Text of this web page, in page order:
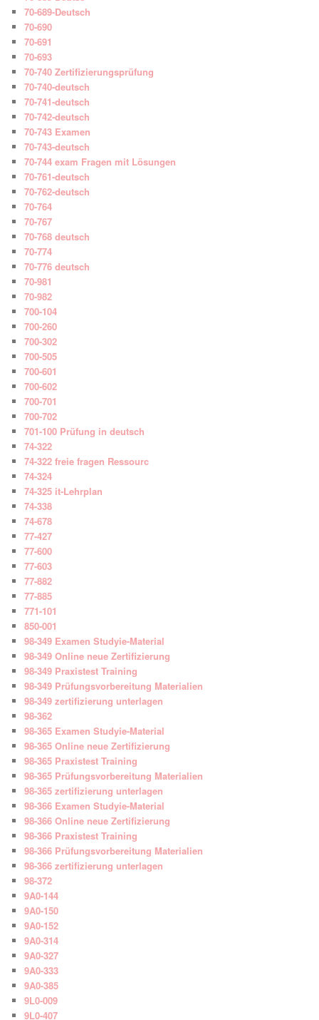
70-689-Deutsch
70-690
70-691
70-693
70-740 Zertifizierungsprüfung
70-740-deutsch
70-741-deutsch
70-742-deutsch
70-743 Examen
70-743-deutsch
70-744 exam Fragen mit Lösungen
70-761-deutsch
70-762-deutsch
70-764
70-767
70-768 deutsch
70-774
70-776 deutsch
70-981
70-982
700-104
700-260
700-302
700-505
700-601
700-602
700-701
700-702
701-100 Prüfung in deutsch
74-322
74-322 freie fragen Ressourc
74-324
74-325 it-Lehrplan
74-338
74-678
77-427
77-600
77-603
77-882
77-885
771-101
850-001
98-349 Examen Studyie-Material
98-349 Online neue Zertifizierung
98-349 Praxistest Training
98-349 Prüfungsvorbereitung Materialien
98-349 zertifizierung unterlagen
98-362
98-365 Examen Studyie-Material
98-365 Online neue Zertifizierung
98-365 Praxistest Training
98-365 Prüfungsvorbereitung Materialien
98-365 zertifizierung unterlagen
98-366 Examen Studyie-Material
98-366 Online neue Zertifizierung
98-366 Praxistest Training
98-366 Prüfungsvorbereitung Materialien
98-366 zertifizierung unterlagen
98-372
9A0-144
9A0-150
9A0-152
9A0-314
9A0-327
9A0-333
9A0-385
9L0-009
9L0-407